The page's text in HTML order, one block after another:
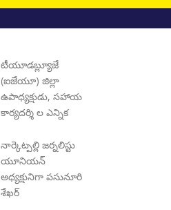
టీయూడబ్ల్యూజే
(ఐజేయూ) జిల్లా
ఉపాధ్యక్షుడు, సహాయ
కార్యదర్శి ల ఎన్నిక
నార్కెట్పల్లి జర్నలిస్టు
యూనియన్
అధ్యక్షునిగా పసునూరి
శేఖర్